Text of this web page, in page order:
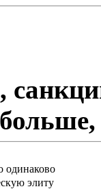
одинаково
элиту